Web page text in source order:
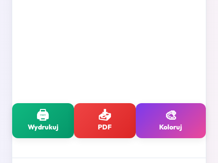
🖨️
Wydrukuj
📥
PDF
🎨
Koloruj